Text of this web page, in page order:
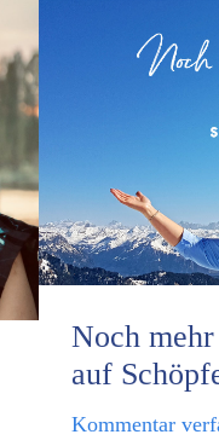
Noch
auf
Kommentar
auf